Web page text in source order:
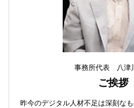
事務所代表 八津
ご挨拶
昨今のデジタル人材不足は深刻な